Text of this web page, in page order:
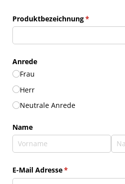
Produktbezeichnung*
(erforderlich)
Anrede
Frau
Herr
Neutrale Anrede
Name
E-Mail Adresse*
(erforderlich)